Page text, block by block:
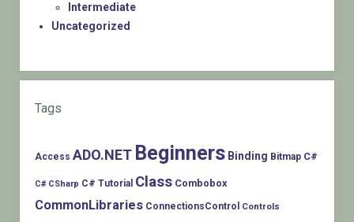
Intermediate
Uncategorized
Tags
Access ADO.NET Beginners Binding Bitmap C#
C# CSharp C# Tutorial Class Combobox
CommonLibraries ConnectionsControl Controls